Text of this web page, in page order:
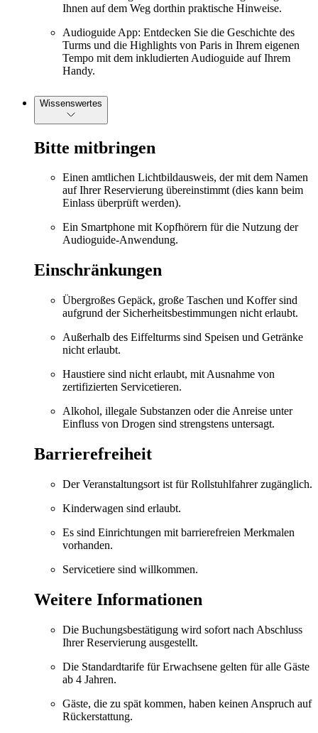
Ihnen auf dem Weg dorthin praktische Hinweise.
Audioguide App: Entdecken Sie die Geschichte des
Turms und die Highlights von Paris in Ihrem eigenen
Tempo mit dem inkludierten Audioguide auf Ihrem
Handy.
Wissenswertes
Bitte mitbringen
Einen amtlichen Lichtbildausweis, der mit dem Namen
auf Ihrer Reservierung übereinstimmt (dies kann beim
Einlass überprüft werden).
Ein Smartphone mit Kopfhörern für die Nutzung der
Audioguide-Anwendung.
Einschränkungen
Übergroßes Gepäck, große Taschen und Koffer sind
aufgrund der Sicherheitsbestimmungen nicht erlaubt.
Außerhalb des Eiffelturms sind Speisen und Getränke
nicht erlaubt.
Haustiere sind nicht erlaubt, mit Ausnahme von
zertifizierten Servicetieren.
Alkohol, illegale Substanzen oder die Anreise unter
Einfluss von Drogen sind strengstens untersagt.
Barrierefreiheit
Der Veranstaltungsort ist für Rollstuhlfahrer zugänglich.
Kinderwagen sind erlaubt.
Es sind Einrichtungen mit barrierefreien Merkmalen
vorhanden.
Servicetiere sind willkommen.
Weitere Informationen
Die Buchungsbestätigung wird sofort nach Abschluss
Ihrer Reservierung ausgestellt.
Die Standardtarife für Erwachsene gelten für alle Gäste
ab 4 Jahren.
Gäste, die zu spät kommen, haben keinen Anspruch auf
Rückerstattung.